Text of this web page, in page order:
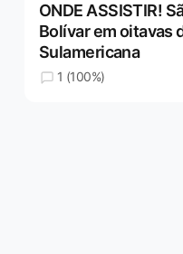
ONDE ASSISTIR!
Bolívar em oitavas
Sulamericana
1 (100%)